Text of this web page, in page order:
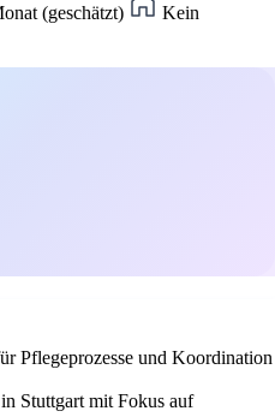
(geschätzt)
Kein
Pflegeprozesse und Koordination
Stuttgart mit Fokus auf